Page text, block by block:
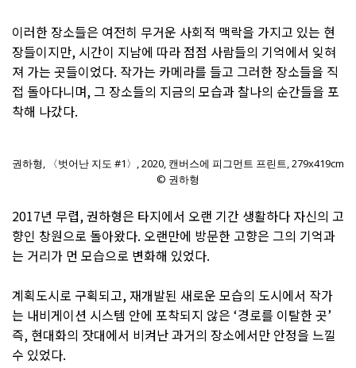
이러한 장소들은 여전히 무거운 사회적 맥락을 가지고 있는 현
장들이지만, 시간이 지남에 따라 점점 사람들의 기억에서 잊혀
져 가는 곳들이었다. 작가는 카메라를 들고 그러한 장소들을 직
접 돌아다니며, 그 장소들의 지금의 모습과 찰나의 순간들을 포
착해 나갔다.
권하형, 〈벗어난 지도 #1〉, 2020, 캔버스에 피그먼트 프린트, 279x419cm
© 권하형
2017년 무렵, 권하형은 타지에서 오랜 기간 생활하다 자신의 고
향인 창원으로 돌아왔다. 오랜만에 방문한 고향은 그의 기억과
는 거리가 먼 모습으로 변화해 있었다.
계획도시로 구획되고, 재개발된 새로운 모습의 도시에서 작가
는 내비게이션 시스템 안에 포착되지 않은 ‘경로를 이탈한 곳’
즉, 현대화의 잣대에서 비켜난 과거의 장소에서만 안정을 느낄
수 있었다.